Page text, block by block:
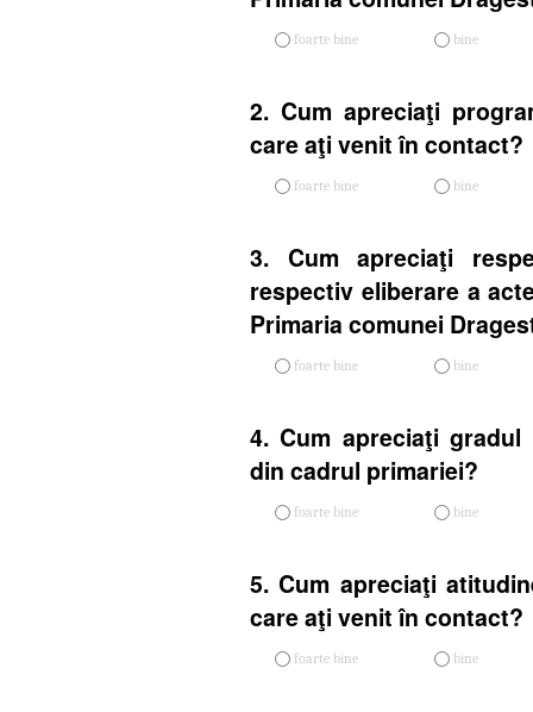
foarte bine bine
2. Cum apreciaţi
care aţi venit în contact?
foarte bine bine
3. Cum apreciaţi
respectiv eliberare a
Primaria comunei
foarte bine bine
4. Cum apreciaţi
din cadrul primariei?
foarte bine bine
5. Cum apreciaţi
care aţi venit în contact?
foarte bine bine